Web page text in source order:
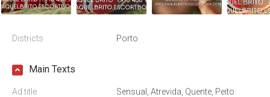
Districts Porto
Main Texts
Ad title
Sensual, Atrevida, Quente, Peito